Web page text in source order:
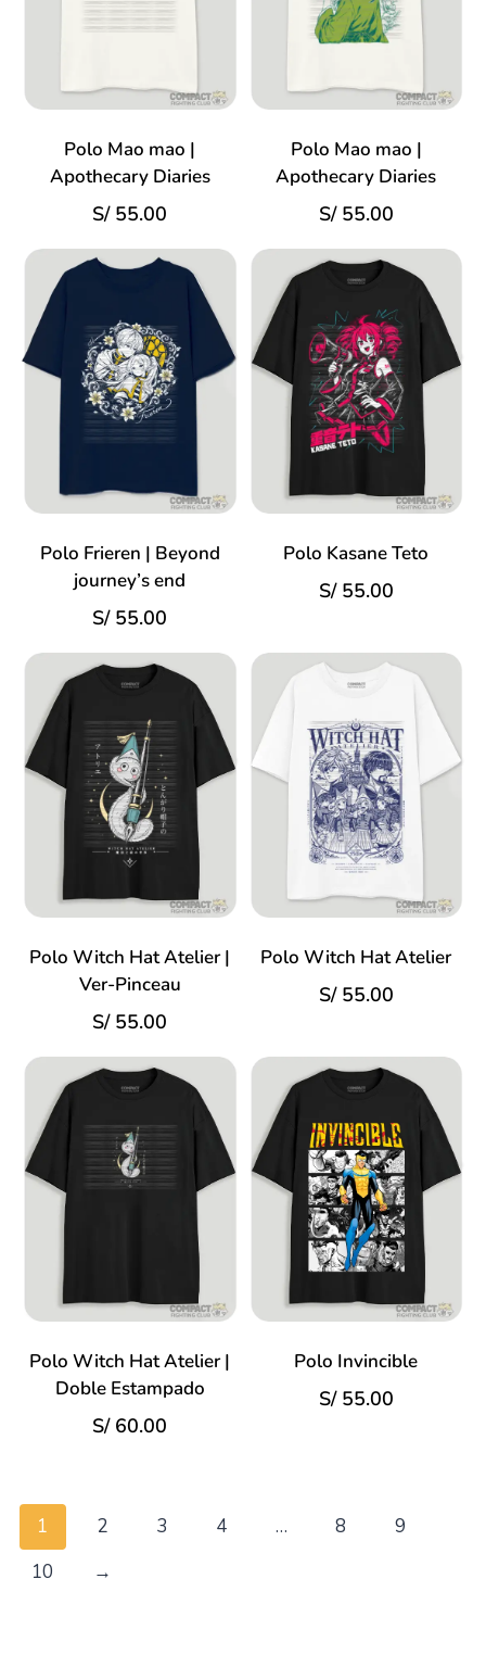
Polo Mao mao |
Apothecary Diaries
S/55.00
Polo Mao mao |
Apothecary Diaries
S/55.00
Polo Frieren | Beyond
journey’s end
S/55.00
Polo Kasane Teto
S/55.00
Polo Witch Hat Atelier |
Ver-Pinceau
S/55.00
Polo Witch Hat Atelier
S/55.00
Polo Witch Hat Atelier |
Doble Estampado
S/60.00
Polo Invincible
S/55.00
1 2 3 4 … 8
9
10
→